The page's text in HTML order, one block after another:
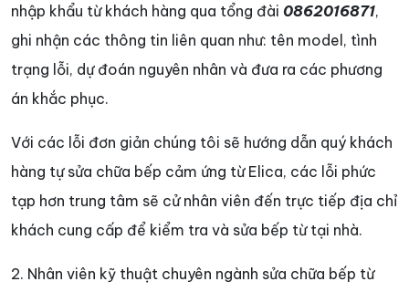
nhập khẩu từ khách hàng qua tổng đài 0862016871,
ghi nhận các thông tin liên quan như: tên model, tình
trạng lỗi, dự đoán nguyên nhân và đưa ra các phương
án khắc phục.
Với các lỗi đơn giản chúng tôi sẽ hướng dẫn quý khách
hàng tự sửa chữa bếp cảm ứng từ Elica, các lỗi phức
tạp hơn trung tâm sẽ cử nhân viên đến trực tiếp địa chỉ
khách cung cấp để kiểm tra và sửa bếp từ tại nhà.
2. Nhân viên kỹ thuật chuyên ngành sửa chữa bếp từ